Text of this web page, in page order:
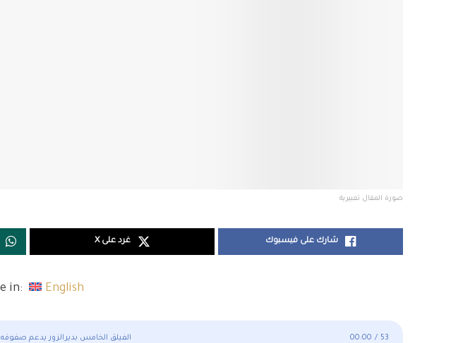
صورة المقال تعبيرية
شارك على فيسبوك غرد على X
in: English
الفيلق الخامس بديرالزور يدعم 00:00 / 53